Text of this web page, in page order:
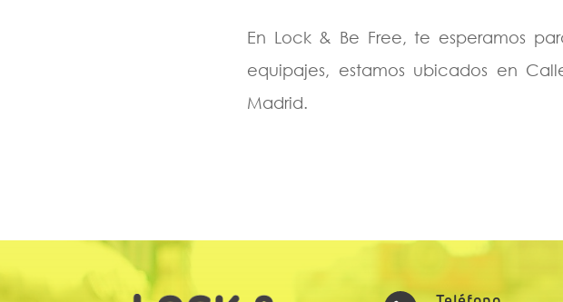
En Lock & Be Free, te esperamos
equipajes, estamos ubicados en
Madrid.